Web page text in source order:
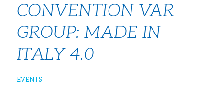
CONVENTION VAR
GROUP: MADE IN
ITALY 4.0
EVENTS